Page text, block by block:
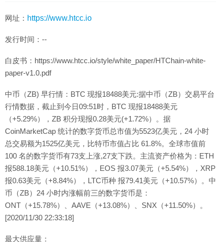
网址： https://www.htcc.io
发行时间：--
白皮书：https://www.htcc.io/style/white_paper/HTChain-white-
paper-v1.0.pdf
中币（ZB) 早行情：BTC 现报18488美元:据中币（ZB）交易平台
行情数据，截止到今日09:51时，BTC 现报18488美元
（+5.29%），ZB 积分现报0.28美元(+1.72%）。据
CoinMarketCap 统计的数字货币总市值为5523亿美元，24 小时
总交易额为1525亿美元，比特币市值占比 61.8%。全球市值前
100 名的数字货币有73支上涨,27支下跌。主流资产价格为：ETH
报588.18美元（+10.51%），EOS 报3.07美元（+5.54%），XRP
报0.63美元（+8.84%），LTC币种 报79.41美元（+10.57%）。中
币（ZB）24 小时内涨幅前三的数字货币是：
ONT（+15.78%）、AAVE（+13.08%）、SNX（+11.50%）。
[2020/11/30 22:33:18]
最大供应量：